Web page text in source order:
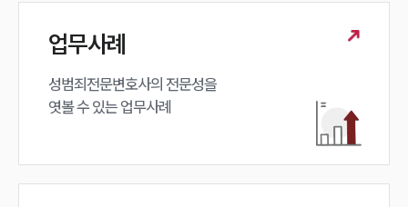
업무사례
성범죄전문변호사의 전문성을
엿볼 수 있는 업무사례